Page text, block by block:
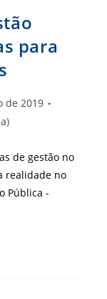
para
de 2019
de gestão no
realidade no
Pública -